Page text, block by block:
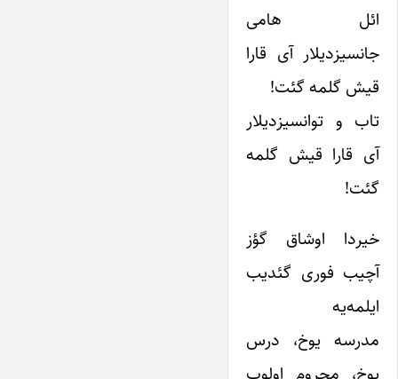
ائل هامی
جانسیز‌‌دیلار آی قارا
قیش گلمه گئت!
تاب و توانسیز‌‌دیلار
آی قارا قیش گلمه
گئت!
خیردا اوشاق گؤز
آچیب فوری گئدیب
ایلمه‌یه
مدرسه یوخ، درس
یوخ، محروم اولوب